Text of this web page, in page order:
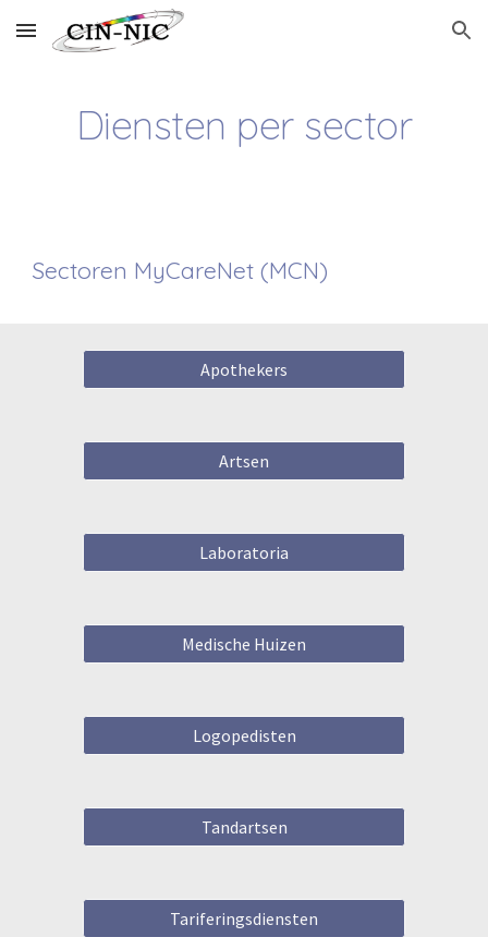
Skip to main content Skip to navigation
Diensten per sector
Sectoren MyCareNet (MCN)
Apothekers
Artsen
Laboratoria
Medische Huizen
Logopedisten
Tandartsen
Tariferingsdiensten